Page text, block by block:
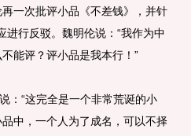
一次批评小品《不差钱》，并针
进行反驳。魏明伦说：“我作为中
能评？评小品是我本行！”
“这完全是一个非常荒诞的小
中，一个人为了成名，可以不择